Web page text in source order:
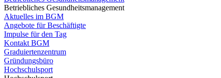
Betriebliches Gesundheitsmanagement
Aktuelles im BGM
Angebote für Beschäftigte
Impulse für den Tag
Kontakt BGM
Graduiertenzentrum
Gründungsbüro
Hochschulsport